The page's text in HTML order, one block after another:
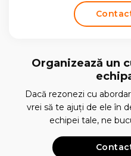
Organizează un
Dacă rezonezi cu
vrei să te ajuți de ele în
echipei tale, ne